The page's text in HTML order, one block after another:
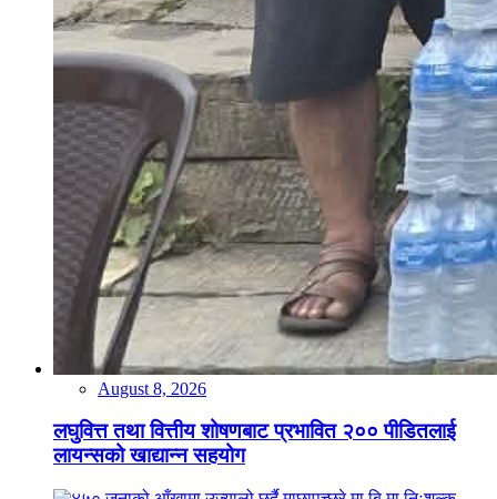
August 8, 2026
लघुवित्त तथा वित्तीय शोषणबाट प्रभावित २०० पीडितलाई
लायन्सको खाद्यान्न सहयोग